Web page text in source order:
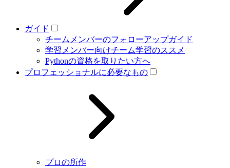
ガイド
チームメンバーのフォローアップガイド
学習メンバー向けチーム学習のススメ
Pythonの資格を取りたい方へ
プロフェッショナルに必要なもの
プロの所作